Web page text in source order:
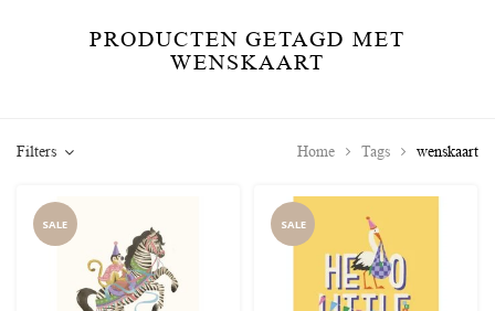
PRODUCTEN GETAGD MET
WENSKAART
Filters Home Tags wenskaart
SALE SALE